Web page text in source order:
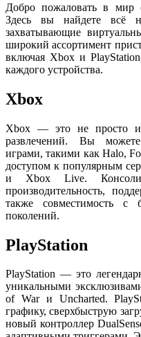
Добро пожаловать в мир
Здесь вы найдете всё
захватывающие
широкий ассортимент
включая Xbox и
каждого устройства.
Xbox
Xbox — это не просто
развлечений. Вы
играми, такими как Halo,
доступом к популярным
и Xbox Live.
производительность,
также совместимость с
поколений.
PlayStation
PlayStation — это
уникальными
of War и Uncharted.
графику, сверхбыструю
новый контроллер